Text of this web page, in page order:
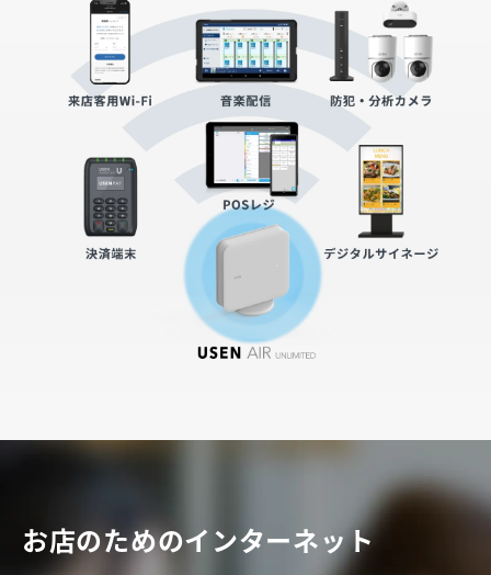
お店のためのインターネット